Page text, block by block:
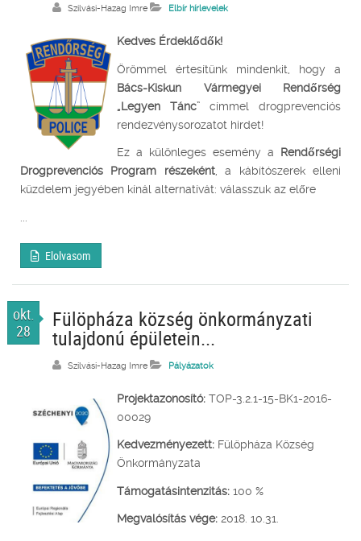
Szilvási-Hazag Imre Elbír hírlevelek
Kedves Érdeklődők!
Örömmel értesítünk mindenkit, hogy a
Bács-Kiskun Vármegyei Rendőrség
„Legyen Tánc” címmel drogprevenciós
rendezvénysorozatot hirdet!
Ez a különleges esemény a Rendőrségi
Drogprevenciós Program részeként, a kábítószerek elleni
küzdelem jegyében kínál alternatívát: válasszuk az előre
Elolvasom
okt.
28
Fülöpháza község önkormányzati
tulajdonú épületein...
Szilvási-Hazag Imre Pályázatok
Projektazonosító: TOP-3.2.1-15-BK1-2016-
00029
Kedvezményezett: Fülöpháza Község
Önkormányzata
Támogatásintenzitás: 100 %
Megvalósítás vége: 2018. 10.31.